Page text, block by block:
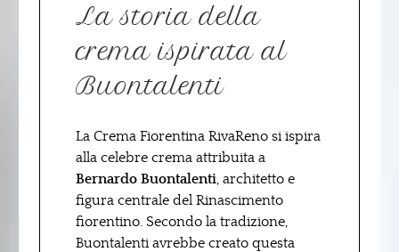
La storia della
crema ispirata al
Buontalenti
La Crema Fiorentina RivaReno si ispira
alla celebre crema attribuita a
Bernardo Buontalenti, architetto e
figura centrale del Rinascimento
fiorentino. Secondo la tradizione,
Buontalenti avrebbe creato questa